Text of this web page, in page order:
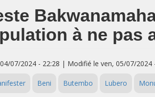
à ne pas
07/2024 - 22:28 | Modifié le ven, 05/07/2024
Beni Butembo Lubero